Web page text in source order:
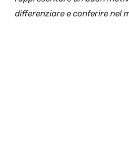
differenziare e conferire nel